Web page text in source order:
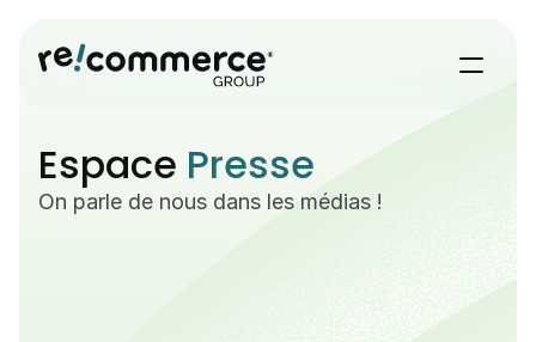
Espace Presse
On parle de nous dans les médias !